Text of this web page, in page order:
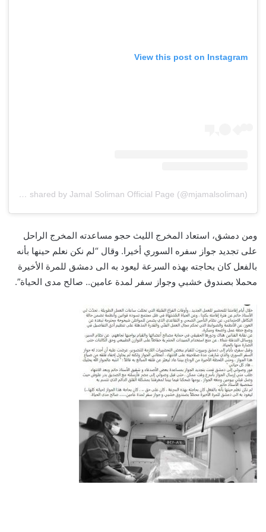
View this post on Instagram
A post shared by Jamal Soliman Official Page (@mjamalsoliman)
ومن دمشق، استعاد المخرج الليث حجو مساعدته المخرج الراحل
على تجديد جواز سفره السوري أخيرا. وقال “لم نكن نعلم حينها بأنه
بالفعل كان بحاجته بهذه السرعة ليعود به الى دمشق للمرة الأخيرة
محملا بصندوق خشبي وجواز سفر لمدة عامين.. صالح مدى الحياة”.